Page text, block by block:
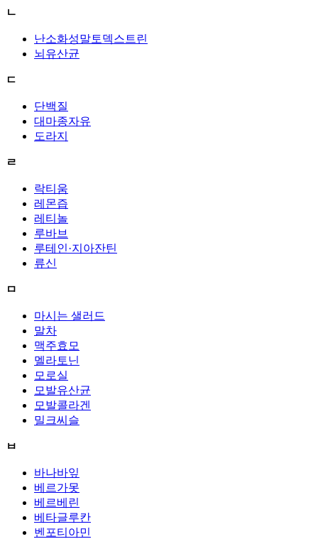
ㄴ
난소화성말토덱스트린
뇌유산균
ㄷ
단백질
대마종자유
도라지
ㄹ
락티움
레몬즙
레티놀
루바브
루테인·지아잔틴
류신
ㅁ
마시는 샐러드
말차
맥주효모
멜라토닌
모로실
모발유산균
모발콜라겐
밀크씨슬
ㅂ
바나바잎
베르가못
베르베린
베타글루칸
벤포티아민